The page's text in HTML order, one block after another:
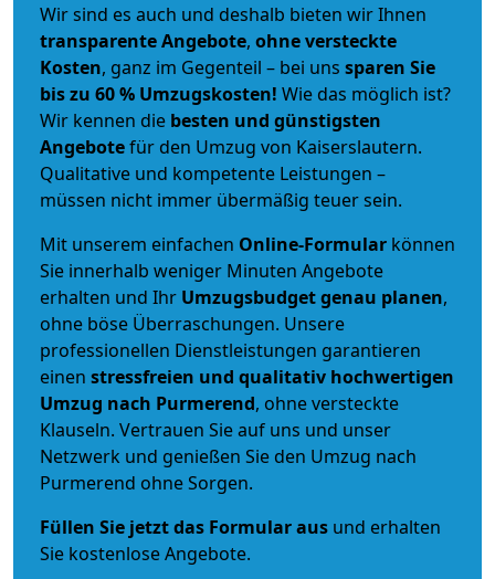
Wir sind es auch und deshalb bieten wir Ihnen
transparente Angebote, ohne versteckte
Kosten, ganz im Gegenteil – bei uns sparen Sie
bis zu 60 % Umzugskosten! Wie das möglich ist?
Wir kennen die besten und günstigsten
Angebotefür den Umzug von Kaiserslautern.
Qualitative und kompetente Leistungen –
müssen nicht immer übermäßig teuer sein.
Mit unserem einfachen Online-Formular können
Sie innerhalb weniger Minuten Angebote
erhalten und Ihr Umzugsbudgetgenau planen,
ohne böse Überraschungen. Unsere
professionellen Dienstleistungen garantieren
einen stressfreien und qualitativ hochwertigen
Umzug nach Purmerend, ohne versteckte
Klauseln. Vertrauen Sie auf uns und unser
Netzwerk und genießen Sie den Umzug nach
Purmerend ohne Sorgen.
Füllen Sie jetzt das Formular aus und erhalten
Sie kostenlose Angebote.